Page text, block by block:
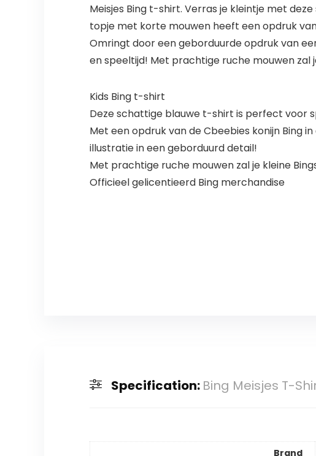
Meisjes Bing t-shirt. Verras je kleintje met
topje met korte mouwen heeft een opdruk
Omringt door een geborduurde opdruk van
en speeltijd! Met prachtige ruche mouwen
Kids Bing t-shirt
Deze schattige blauwe t-shirt is perfect voor
Met een opdruk van de Cbeebies konijn Bing
illustratie in een geborduurd detail!
Met prachtige ruche mouwen zal je kleine
Officieel gelicentieerd Bing merchandise
Specification: Bing Meisjes T-
Brand